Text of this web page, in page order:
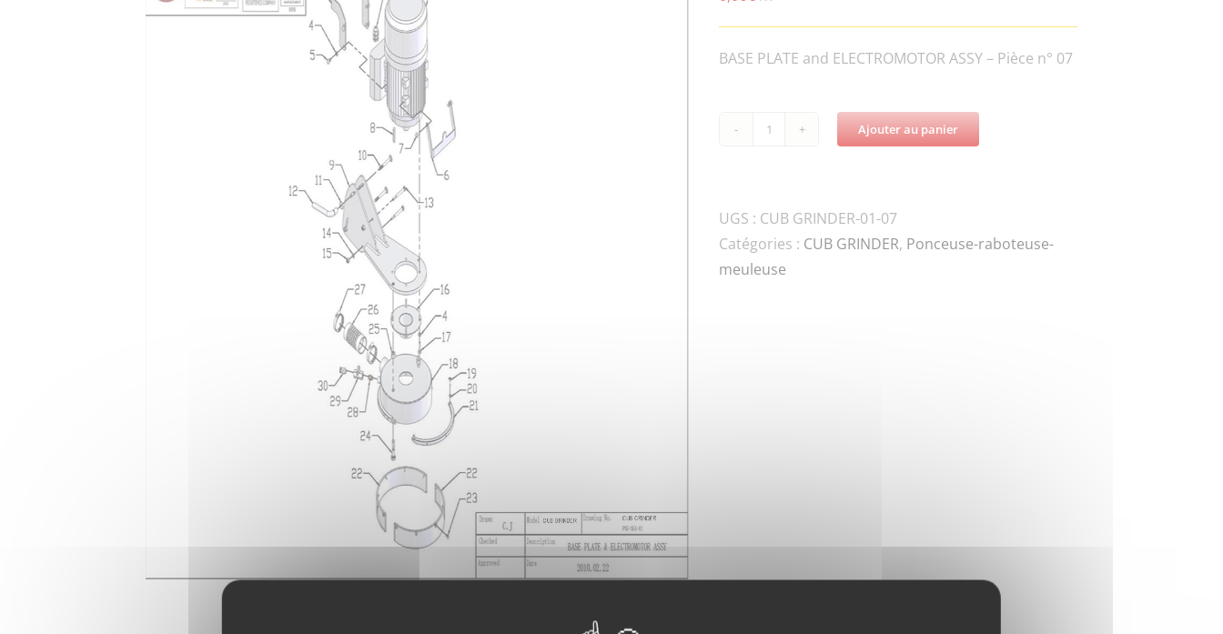
BASE PLATE and ELECTROMOTOR ASSY – Pièce n° 07
quantité
GRINDER-
FN.B-
M8x16-
Ajouter au panier
UGS : CUB GRINDER-01-07
Catégories : CUB GRINDER, Ponceuse-raboteuse-
meuleuse